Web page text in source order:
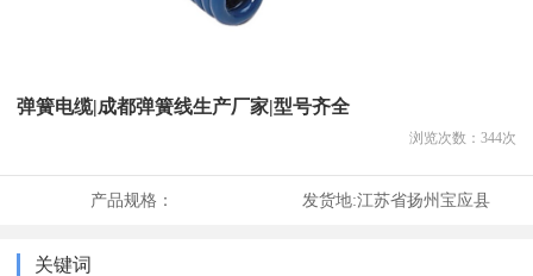
弹簧电缆|成都弹簧线生产厂家|型号齐全
浏览次数： 344次
产品规格： 发货地:江苏省扬州宝应县
关键词